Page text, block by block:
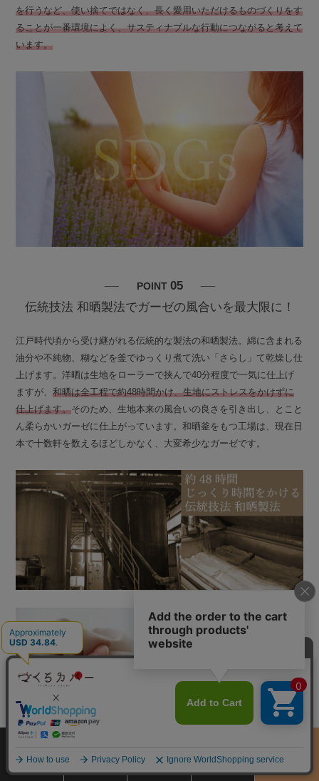
を行うなど、使い捨てではなく、長く愛用いただけるものづくりをす
ることが一番環境によく、サスティナブルな行動につながると考えて
います。
POINT 05
伝統技法 和晒製法でガーゼの風合いを最大限に！
江戸時代頃から受け継がれる伝統的な製法の和晒製法。綿に含まれる
油分や不純物、糊などを釜でゆっくり煮て洗い「さらし」て乾燥し仕
上げます。洋晒は生地をローラーで挟んで40分程度で一気に仕上げ
ますが、和晒は全工程で約48時間かけ、生地にストレスをかけずに
仕上げます。そのため、生地本来の風合いの良さを引き出し、とこと
ん柔らかいガーゼに仕上がっています。和晒釜をもつ工場は、現在日
本で十数軒を数えるほどしかなく、大変希少なガーゼです。
商品をさがす
サイズ
お買物ガイド カート